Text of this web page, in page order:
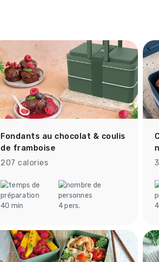
Fondants au chocolat & coulis
de framboise
207 calories
40 min 4 pers.